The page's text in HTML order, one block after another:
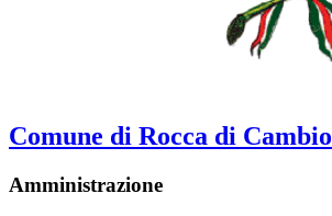
Comune di Rocca di Cambio
Amministrazione